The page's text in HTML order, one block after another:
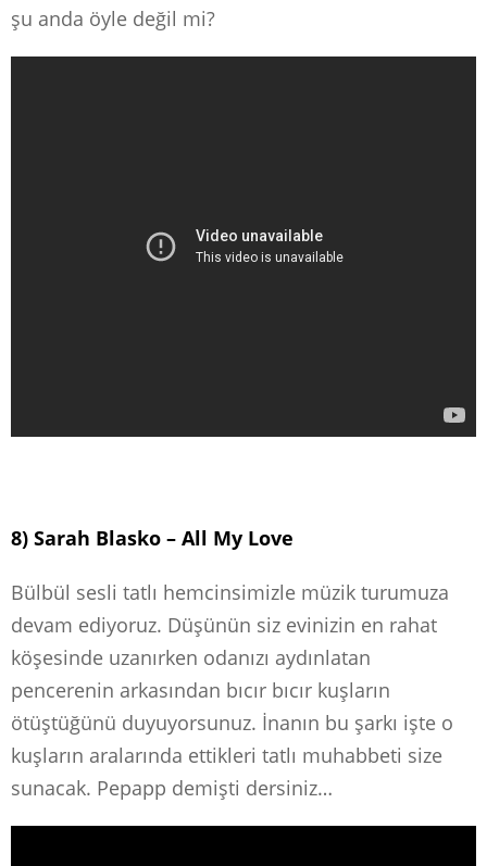
şu anda öyle değil mi?
8) Sarah Blasko – All My Love
Bülbül sesli tatlı hemcinsimizle müzik turumuza
devam ediyoruz. Düşünün siz evinizin en rahat
köşesinde uzanırken odanızı aydınlatan
pencerenin arkasından bıcır bıcır kuşların
ötüştüğünü duyuyorsunuz. İnanın bu şarkı işte o
kuşların aralarında ettikleri tatlı muhabbeti size
sunacak. Pepapp demişti dersiniz…